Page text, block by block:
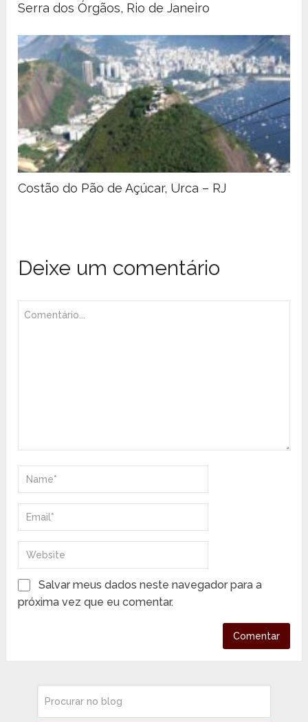
Serra dos Órgãos, Rio de Janeiro
Costão do Pão de Açúcar, Urca – RJ
Deixe um comentário
Salvar meus dados neste navegador para a
próxima vez que eu comentar.